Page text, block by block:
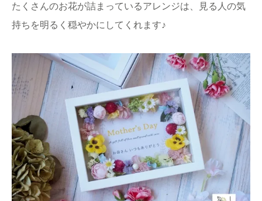
たくさんのお花が詰まっているアレンジは、見る人の気
持ちを明るく穏やかにしてくれます♪